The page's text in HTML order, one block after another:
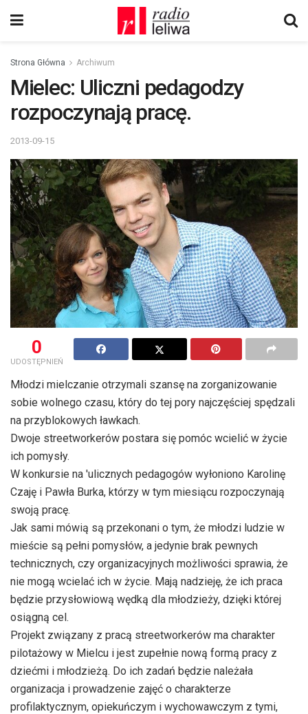
Strona Główna Archiwum
Mielec: Uliczni pedagodzy
rozpoczynają pracę.
2013-09-15
0
UDOSTĘPNIEŃ
Młodzi mielczanie otrzymali szansę na zorganizowanie
sobie wolnego czasu, który do tej pory najczęściej spędzali
na przyblokowych ławkach.
Dwoje streetworkerów postara się pomóc wcielić w życie
ich pomysły.
W konkursie na 'ulicznych pedagogów wyłoniono Karolinę
Czaję i Pawła Burka, którzy w tym miesiącu rozpoczynają
swoją pracę.
Jak sami mówią są przekonani o tym, że młodzi ludzie w
mieście są pełni pomysłów, a jedynie brak pewnych
technicznych, czy organizacyjnych możliwości sprawia, że
nie mogą wcielać ich w życie. Mają nadzieję, że ich praca
będzie przysłowiową wędką dla młodzieży, dzięki której
osiągną cel.
Projekt związany z pracą streetworkerów ma charakter
pilotażowy w Mielcu i jest zupełnie nową formą pracy z
dziećmi i młodzieżą. Do ich zadań będzie należała
organizacja i prowadzenie zajęć o charakterze
profilaktycznym, opiekuńczym i wychowawczym z tymi,